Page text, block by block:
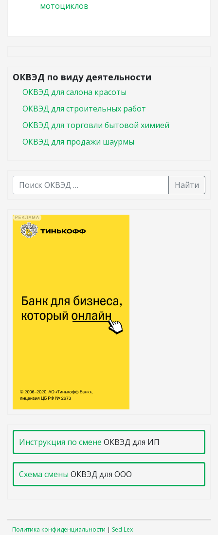
мотоциклов
ОКВЭД по виду деятельности
ОКВЭД для салона красоты
ОКВЭД для строительных работ
ОКВЭД для торговли бытовой химией
ОКВЭД для продажи шаурмы
Найти
В списке найденных результатов используйте
Инструкция по смене ОКВЭД для ИП
Схема смены ОКВЭД для ООО
Политика конфиденциальности | Sed Lex